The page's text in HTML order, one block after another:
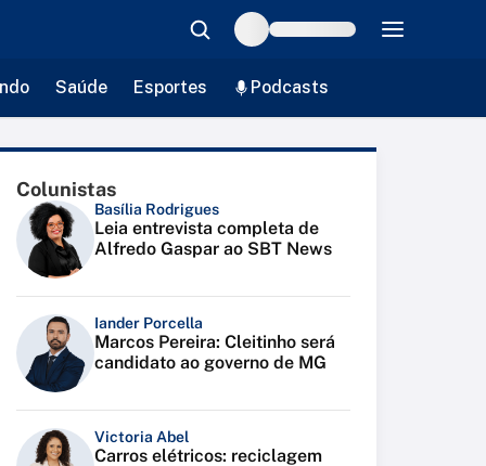
Saúde Esportes Podcasts
Colunistas
Basília Rodrigues
Leia entrevista completa de
Alfredo Gaspar ao SBT News
Iander Porcella
Marcos Pereira: Cleitinho será
candidato ao governo de MG
Victoria Abel
Carros elétricos: reciclagem